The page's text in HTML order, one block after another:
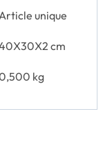
unique
cm
kg